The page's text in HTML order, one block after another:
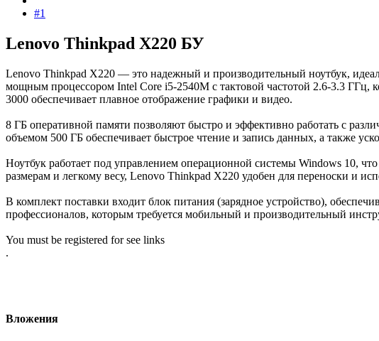
#1
Lenovo Thinkpad X220 БУ​
Lenovo Thinkpad X220 — это надежный и производительный ноутбук,
мощным процессором Intel Core i5-2540M с тактовой частотой 2.6-3.3 ГГц,
3000 обеспечивает плавное отображение графики и видео.
8 ГБ оперативной памяти позволяют быстро и эффективно работать с
объемом 500 ГБ обеспечивает быстрое чтение и запись данных, а также
Ноутбук работает под управлением операционной системы Windows 10,
размерам и легкому весу, Lenovo Thinkpad X220 удобен для переноски и
В комплект поставки входит блок питания (зарядное устройство),
профессионалов, которым требуется мобильный и производительный
You must be registered for see links
.
Вложения